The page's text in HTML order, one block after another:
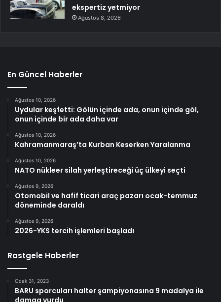
ekspertiz yetmiyor
Ağustos 8, 2026
En Güncel Haberler
Ağustos 10, 2026
Uydular keşfetti: Gölün içinde ada, onun içinde göl,
onun içinde bir ada daha var
Ağustos 10, 2026
Kahramanmaraş’ta Kurban Keserken Yaralanma
Ağustos 10, 2026
NATO nükleer silah yerleştireceği üç ülkeyi seçti
Ağustos 9, 2026
Otomobil ve hafif ticari araç pazarı ocak-temmuz
döneminde daraldı
Ağustos 9, 2026
2026-YKS tercih işlemleri başladı
Rastgele Haberler
Ocak 31, 2023
BARU sporcuları halter şampiyonasına 9 madalya ile